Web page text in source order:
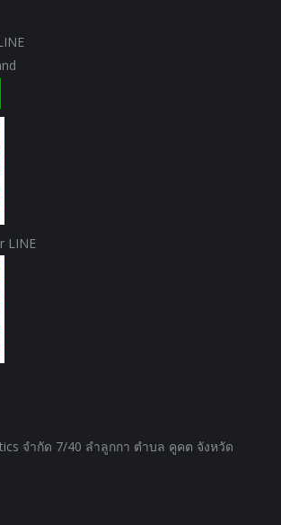
LINE
จำกัด 7/40 ลำลูกกา ตำบล คูคต จังหวัด